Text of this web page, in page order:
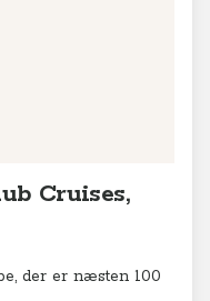
Cruises,
der er næsten 100